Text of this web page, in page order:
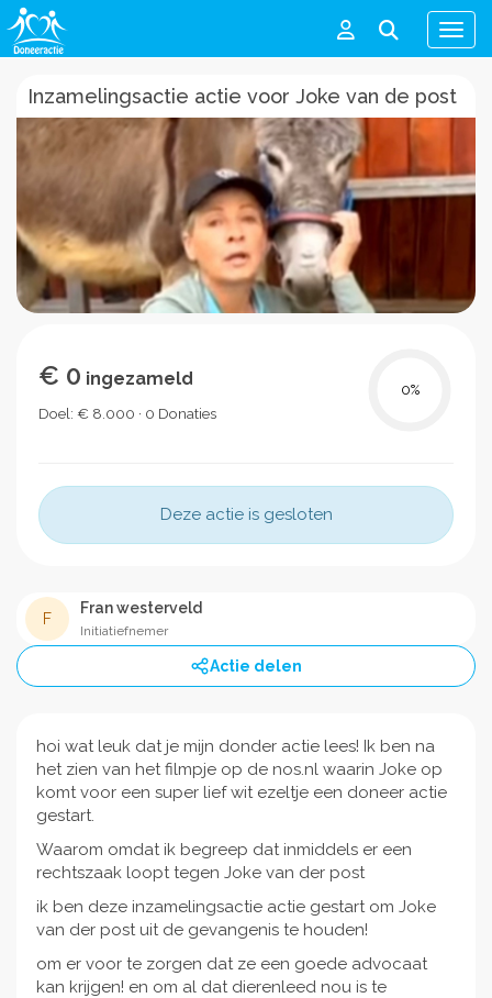
Menu
Inzamelingsactie actie voor Joke van de post
€ 0 ingezameld
Doel: € 8.000 · 0 Donaties
0%
Deze actie is gesloten
F
Fran westerveld
Initiatiefnemer
Actie delen
hoi wat leuk dat je mijn donder actie lees! Ik ben na
het zien van het filmpje op de nos.nl waarin Joke op
komt voor een super lief wit ezeltje een doneer actie
gestart.
Waarom omdat ik begreep dat inmiddels er een
rechtszaak loopt tegen Joke van der post
ik ben deze inzamelingsactie actie gestart om Joke
van der post uit de gevangenis te houden!
om er voor te zorgen dat ze een goede advocaat
kan krijgen! en om al dat dierenleed nou is te